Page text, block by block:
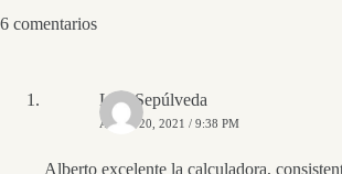
6 comentarios
Luis Sepúlveda
ABRIL 20, 2021 / 9:38 PM
Alberto excelente la calculadora,